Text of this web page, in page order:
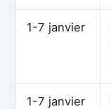
1-7 janvier
1-7 janvier